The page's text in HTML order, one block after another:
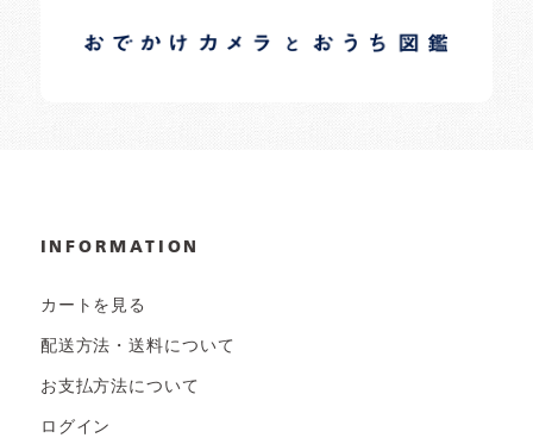
日常の様子など随時更新中です。
INFORMATION
カートを見る
配送方法・送料について
お支払方法について
ログイン